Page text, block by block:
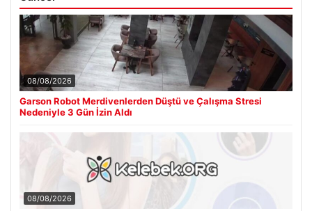
08/08/2026
Garson Robot Merdivenlerden Düştü ve Çalışma Stresi
Nedeniyle 3 Gün İzin Aldı
08/08/2026